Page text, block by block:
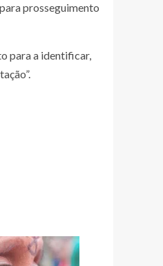
prosseguimento
para a identificar,